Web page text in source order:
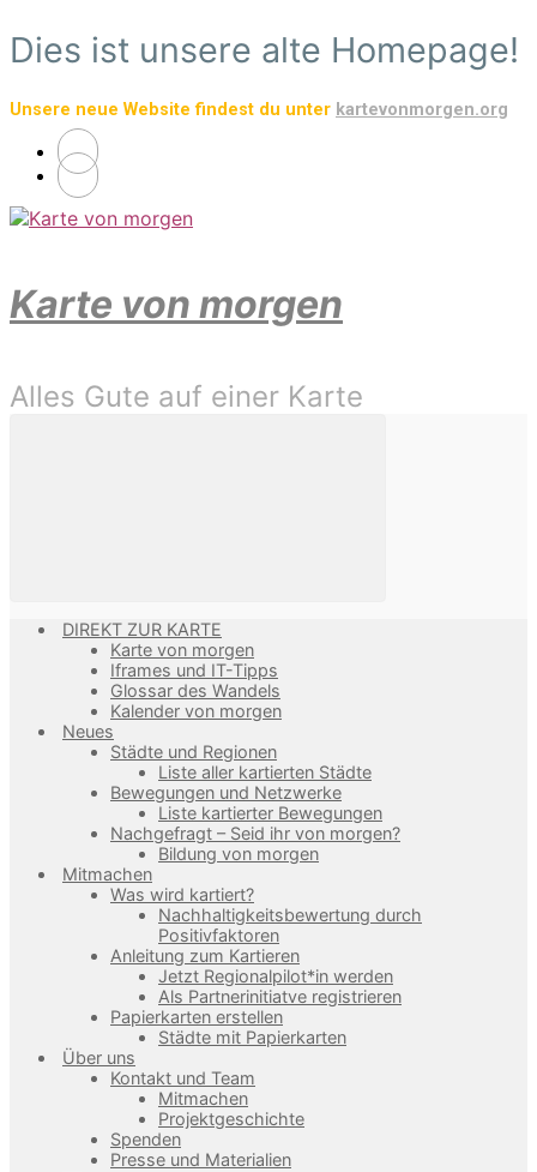
Zum
Hauptinhalt
Dies ist unsere alte Homepage!
Unsere neue Website findest du unter kartevonmorgen.org
Karte von morgen
Alles Gute auf einer Karte
DIREKT ZUR KARTE
Karte von morgen
Iframes und IT-Tipps
Glossar des Wandels
Kalender von morgen
Neues
Städte und Regionen
Liste aller kartierten Städte
Bewegungen und Netzwerke
Liste kartierter Bewegungen
Nachgefragt – Seid ihr von morgen?
Bildung von morgen
Mitmachen
Was wird kartiert?
Nachhaltigkeitsbewertung durch
Positivfaktoren
Anleitung zum Kartieren
Jetzt Regionalpilot*in werden
Als Partnerinitiatve registrieren
Papierkarten erstellen
Städte mit Papierkarten
Über uns
Kontakt und Team
Mitmachen
Projektgeschichte
Spenden
Presse und Materialien